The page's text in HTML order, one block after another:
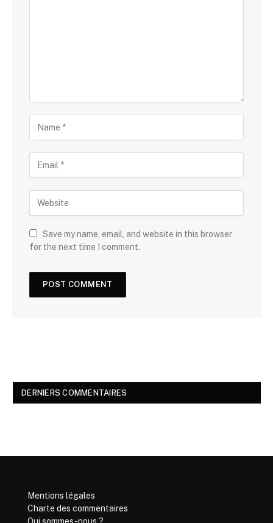
Save my name, email, and website in this browser
for the next time I comment.
DERNIERS COMMENTAIRES
Mentions légales
Charte des commentaires